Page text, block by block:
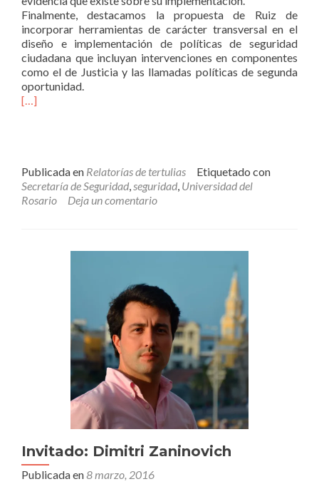
Finalmente, destacamos la propuesta de Ruiz de
incorporar herramientas de carácter transversal en el
diseño e implementación de políticas de seguridad
ciudadana que incluyan intervenciones en componentes
como el de Justicia y las llamadas políticas de segunda
oportunidad.
[…]
Publicada en Relatorías de tertulias
Etiquetado con
Secretaría de Seguridad,seguridad, Universidad del
Rosario
Deja un comentario
Invitado: Dimitri Zaninovich
Publicada en8 marzo, 2016